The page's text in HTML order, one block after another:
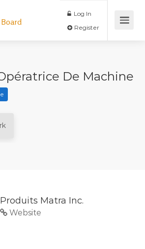
Log In
De Machine
Produits Matra Inc.
Website